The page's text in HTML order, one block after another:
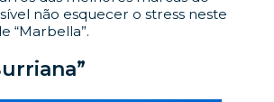
não esquecer o stress neste
“Marbella”.